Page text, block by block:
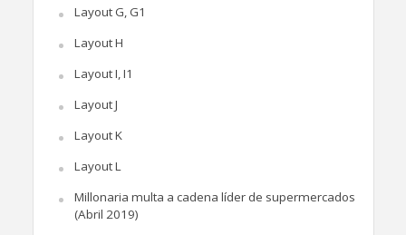
Layout G, G1
Layout H
Layout I, I1
Layout J
Layout K
Layout L
Millonaria multa a cadena líder de supermercados
(Abril 2019)